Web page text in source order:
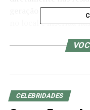
geração distribuída,
no local é inserida
serviço.
durante o processo
CELEBRIDADES